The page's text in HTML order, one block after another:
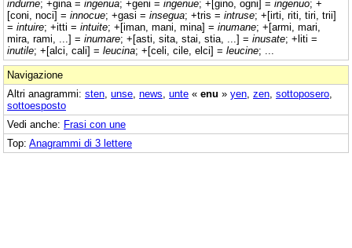
indurne; +gina = ingenua; +geni = ingenue; +[gino, ogni] = ingenuo; +
[coni, noci] = innocue; +gasi = insegua; +tris = intruse; +[irti, riti, tiri, trii]
= intuire; +itti = intuite; +[iman, mani, mina] = inumane; +[armi, mari,
mira, rami, ...] = inumare; +[asti, sita, stai, stia, ...] = inusate; +liti =
inutile; +[alci, cali] = leucina; +[celi, cile, elci] = leucine; ...
Navigazione
Altri anagrammi: sten unse news unte « enu » yen zen sottoposero
sottoesposto
Vedi anche: Frasi con une
Top: Anagrammi di 3 lettere